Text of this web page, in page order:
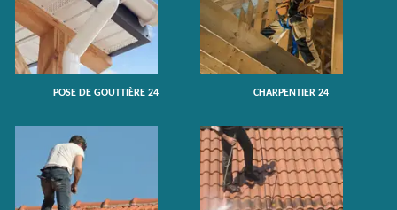
POSE DE GOUTTIÈRE 24 CHARPENTIER 24